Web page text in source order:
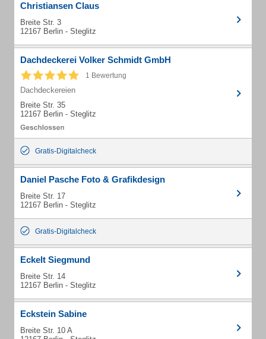
Christiansen Claus
Breite Str. 3
12167 Berlin - Steglitz
Dachdeckerei Volker Schmidt GmbH
1 Bewertung
Dachdeckereien
Breite Str. 35
12167 Berlin - Steglitz
Gratis-Digitalcheck
Daniel Pasche Foto & Grafikdesign
Breite Str. 17
12167 Berlin - Steglitz
Gratis-Digitalcheck
Eckelt Siegmund
Breite Str. 14
12167 Berlin - Steglitz
Eckstein Sabine
Breite Str. 10 A